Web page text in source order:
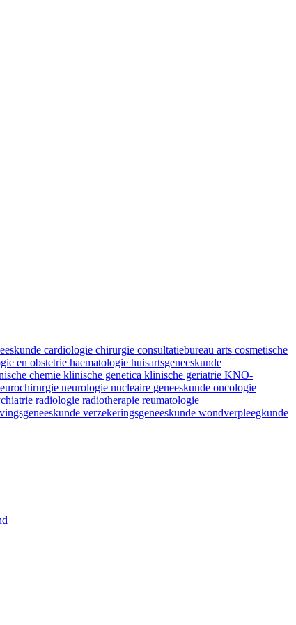
cardiologie chirurgie consultatiebureau arts cosmetische
en obstetrie haematologie huisartsgeneeskunde
chemie klinische genetica klinische geriatrie KNO-
neurologie nucleaire geneeskunde oncologie
radiologie radiotherapie reumatologie
verzekeringsgeneeskunde wondverpleegkunde